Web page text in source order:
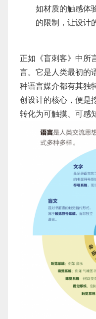
如材质的触感体
的限制，让设计
正如《盲刺客》中所
言。它是人类最初的
种语言媒介都有其独
创设计的核心，便是
转化为可触摸、可感